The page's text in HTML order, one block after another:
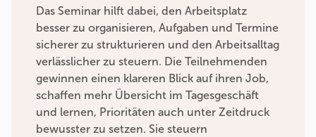
Das Seminar hilft dabei, den Arbeitsplatz
besser zu organisieren, Aufgaben und Termine
sicherer zu strukturieren und den Arbeitsalltag
verlässlicher zu steuern. Die Teilnehmenden
gewinnen einen klareren Blick auf ihren Job,
schaffen mehr Übersicht im Tagesgeschäft
und lernen, Prioritäten auch unter Zeitdruck
bewusster zu setzen. Sie steuern